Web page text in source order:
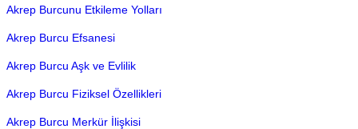
Akrep Burcunu Etkileme Yolları
Akrep Burcu Efsanesi
Akrep Burcu Aşk ve Evlilik
Akrep Burcu Fiziksel Özellikleri
Akrep Burcu Merkür İlişkisi